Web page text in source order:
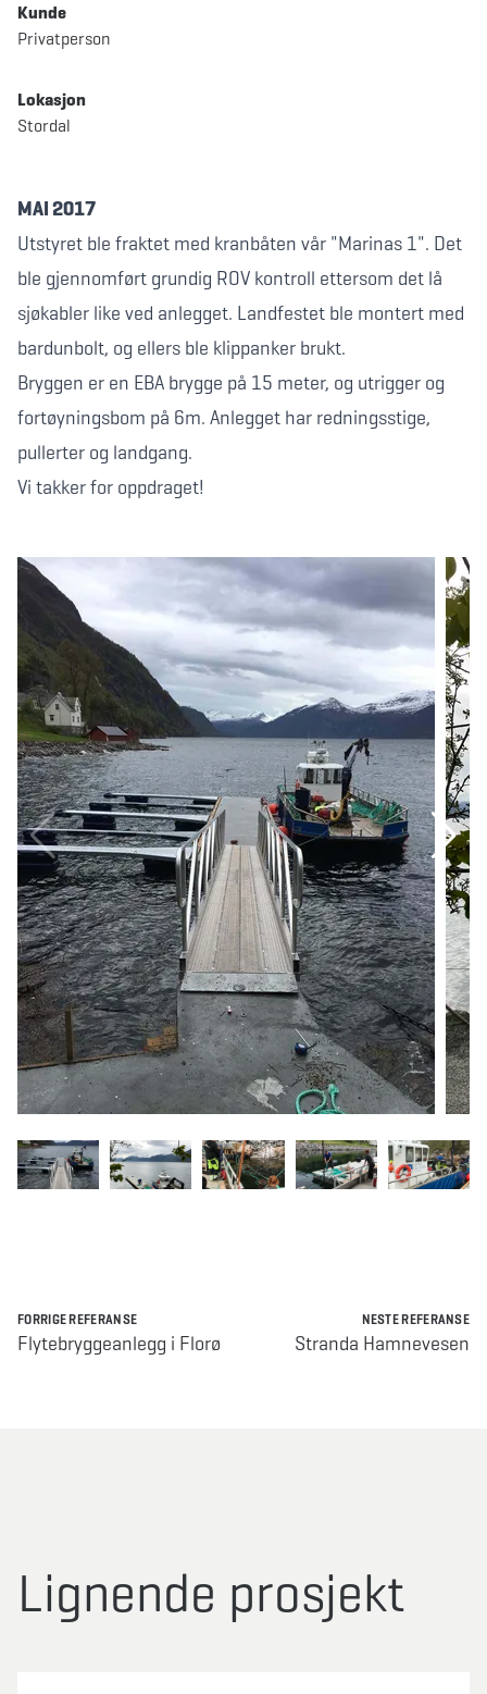
Kunde
Privatperson
Lokasjon
Stordal
MAI 2017
Utstyret ble fraktet med kranbåten vår "Marinas 1". Det
ble gjennomført grundig ROV kontroll ettersom det lå
sjøkabler like ved anlegget. Landfestet ble montert med
bardunbolt, og ellers ble klippanker brukt.
Bryggen er en EBA brygge på 15 meter, og utrigger og
fortøyningsbom på 6m. Anlegget har redningsstige,
pullerter og landgang.
Vi takker for oppdraget!
FORRIGE REFERANSE
Flytebryggeanlegg i Florø
NESTE REFERANSE
Stranda Hamnevesen
Lignende prosjekt